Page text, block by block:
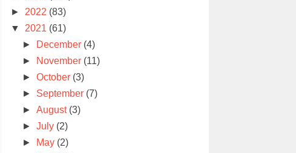
► 2022 (83)
▼ 2021 (61)
►
December (4)
►
November (11)
►October (3)
► September (7)
►August (3)
►July (2)
►
May (2)